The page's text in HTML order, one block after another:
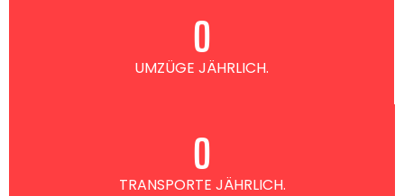
UMZÜGE JÄHRLICH.
0
TRANSPORTE JÄHRLICH.
0